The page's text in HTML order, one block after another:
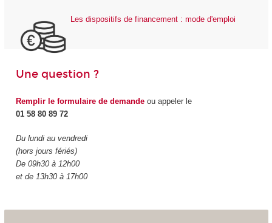
Les dispositifs de financement : mode d'emploi
Une question ?
Remplir le formulaire de demandeou appeler le
01 58 80 89 72
Du lundi au vendredi
(hors jours fériés)
De 09h30 à 12h00
et de 13h30 à 17h00